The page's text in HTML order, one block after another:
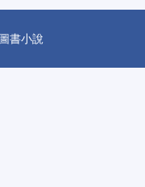
書小說